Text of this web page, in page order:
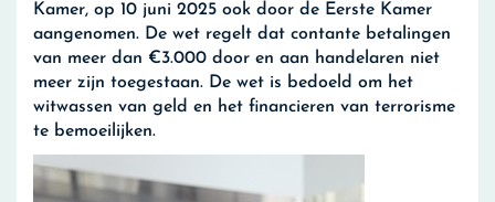
Kamer, op 10 juni 2025 ook door de Eerste Kamer
aangenomen. De wet regelt dat contante betalingen
van meer dan €3.000 door en aan handelaren niet
meer zijn toegestaan. De wet is bedoeld om het
witwassen van geld en het financieren van terrorisme
te bemoeilijken.